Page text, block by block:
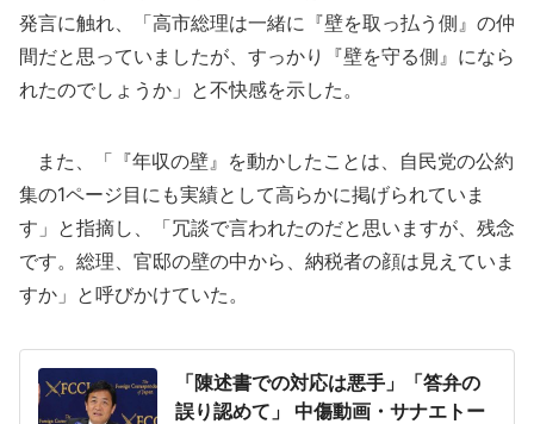
発言に触れ、「高市総理は一緒に『壁を取っ払う側』の仲
間だと思っていましたが、すっかり『壁を守る側』になら
れたのでしょうか」と不快感を示した。
また、「『年収の壁』を動かしたことは、自民党の公約
集の1ページ目にも実績として高らかに掲げられていま
す」と指摘し、「冗談で言われたのだと思いますが、残念
です。総理、官邸の壁の中から、納税者の顔は見えていま
すか」と呼びかけていた。
「陳述書での対応は悪手」「答弁の
誤り認めて」 中傷動画・サナエトー